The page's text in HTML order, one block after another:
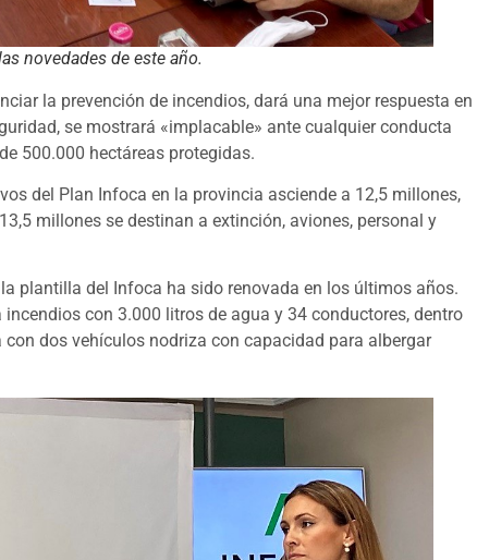
novedades de este año.
la prevención de incendios, dará una mejor respuesta en
se mostrará «implacable» ante cualquier conducta
500.000 hectáreas protegidas.
del Plan Infoca en la provincia asciende a 12,5 millones,
millones se destinan a extinción, aviones, personal y
plantilla del Infoca ha sido renovada en los últimos años.
con 3.000 litros de agua y 34 conductores, dentro
dos vehículos nodriza con capacidad para albergar